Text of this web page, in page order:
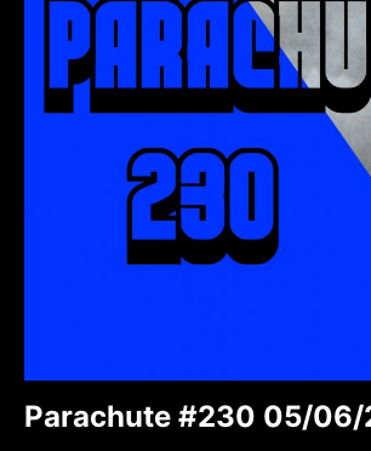
Parachute #230 05/06/